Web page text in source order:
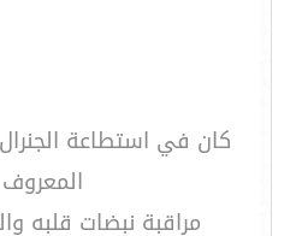
كان في استطاعة
مراقبة نبضات قلبه